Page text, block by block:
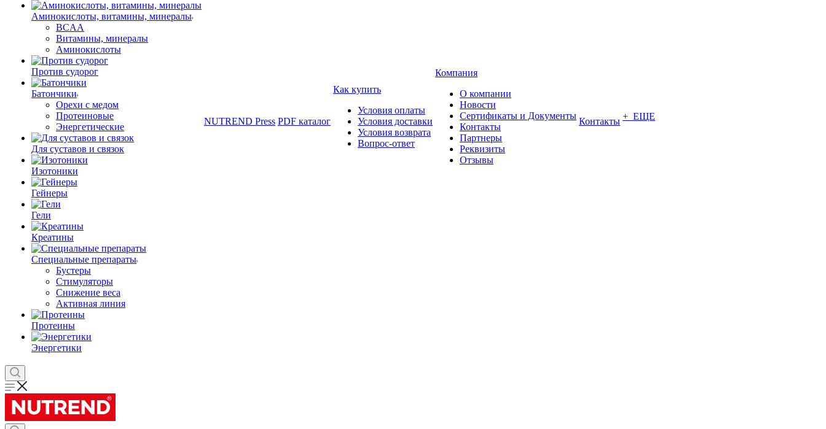
Аминокислоты, витамины, минералы
BCAA
Витамины, минералы
Аминокислоты
Против судорог
Батончики
Орехи с медом
Протеиновые
Энергетические
Для суставов и связок
Изотоники
Гейнеры
Гели
Креатины
Специальные препараты
Бустеры
Стимуляторы
Снижение веса
Активная линия
Протеины
Энергетики
NUTREND Press PDF каталог
Как купить
Условия оплаты
Условия доставки
Условия возврата
Вопрос-ответ
Компания
О компании
Новости
Сертификаты и Документы
Контакты
Партнеры
Реквизиты
Отзывы
Контакты + ЕЩЕ